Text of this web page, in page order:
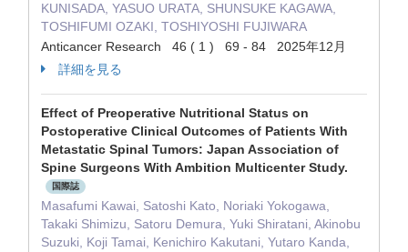
KUNISADA, YASUO URATA, SHUNSUKE KAGAWA,
TOSHIFUMI OZAKI, TOSHIYOSHI FUJIWARA
Anticancer Research 46 ( 1 ) 69 - 84 2025年12月
詳細を見る
Effect of Preoperative Nutritional Status on
Postoperative Clinical Outcomes of Patients With
Metastatic Spinal Tumors: Japan Association of
Spine Surgeons With Ambition Multicenter Study.
国際誌
Masafumi Kawai, Satoshi Kato, Noriaki Yokogawa,
Takaki Shimizu, Satoru Demura, Yuki Shiratani, Akinobu
Suzuki, Koji Tamai, Kenichiro Kakutani, Yutaro Kanda,